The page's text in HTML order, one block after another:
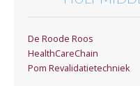
De Roode Roos
HealthCareChain
Pom Revalidatietechniek